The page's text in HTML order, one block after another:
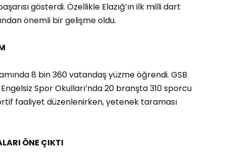
gösterdi. Özellikle Elazığ’ın ilk milli dart
önemli bir gelişme oldu.
8 bin 360 vatandaş yüzme öğrendi. GSB
Spor Okulları’nda 20 branşta 310 sporcu
faaliyet düzenlenirken, yetenek taraması
ÖNE ÇIKTI